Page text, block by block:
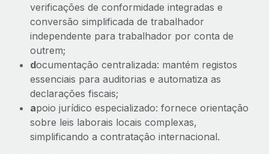
verificações de conformidade integradas e
conversão simplificada de trabalhador
independente para trabalhador por conta de
outrem;
documentação centralizada: mantém registos
essenciais para auditorias e automatiza as
declarações fiscais;
apoio jurídico especializado: fornece orientação
sobre leis laborais locais complexas,
simplificando a contratação internacional.